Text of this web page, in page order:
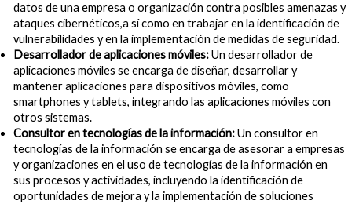
datos de una empresa o organización contra posibles amenazas y
ataques cibernéticos,a sí como en trabajar en la identificación de
vulnerabilidades y en la implementación de medidas de seguridad.
Desarrollador de aplicaciones móviles:Un desarrollador de
aplicaciones móviles se encarga de diseñar, desarrollar y
mantener aplicaciones para dispositivos móviles, como
smartphones y tablets, integrando las aplicaciones móviles con
otros sistemas.
Consultor en tecnologías de la información:Un consultor en
tecnologías de la información se encarga de asesorar a empresas
y organizaciones en el uso de tecnologías de la información en
sus procesos y actividades, incluyendo la identificación de
oportunidades de mejora y la implementación de soluciones